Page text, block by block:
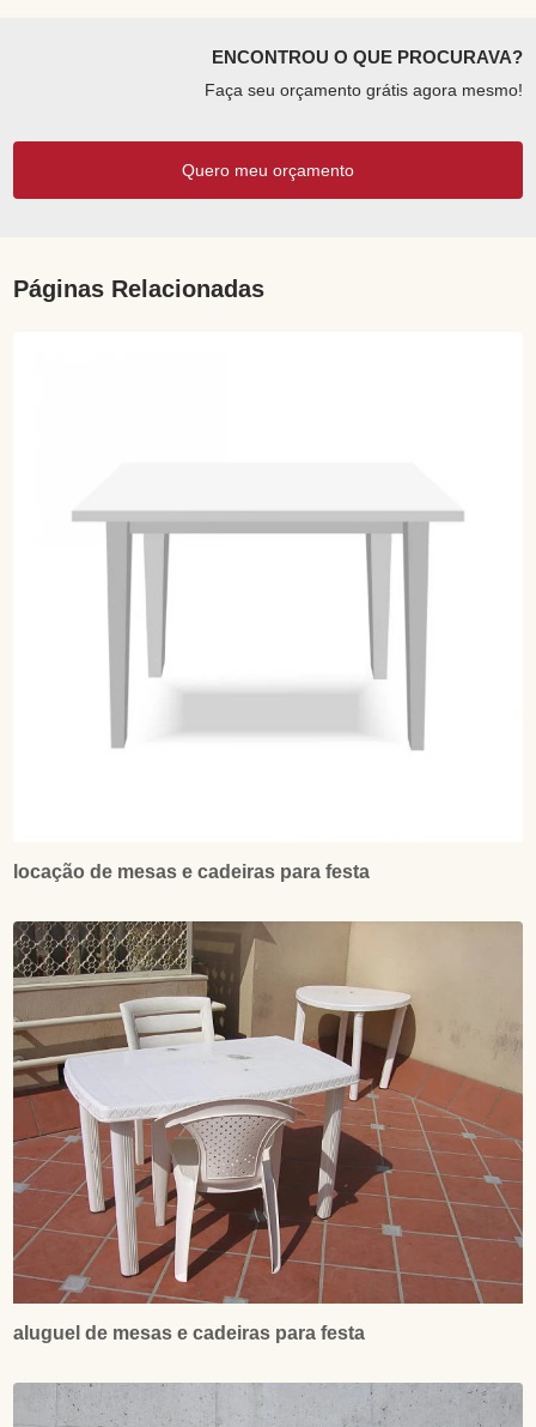
ENCONTROU O QUE PROCURAVA?
Faça seu orçamento grátis agora mesmo!
Quero meu orçamento
Páginas Relacionadas
locação de mesas e cadeiras para festa
aluguel de mesas e cadeiras para festa